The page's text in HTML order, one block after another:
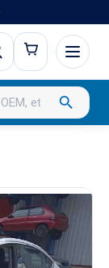
search